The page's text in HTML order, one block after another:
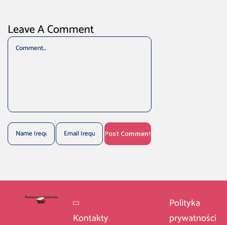
Leave A Comment
Comment
Kontakty
Polityka
prywatności